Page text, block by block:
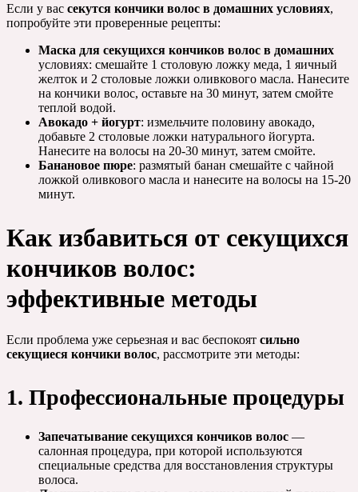
Если у вас секутся кончики волос в домашних условиях,
попробуйте эти проверенные рецепты:
Маска для секущихся кончиков волос в домашних
условиях: смешайте 1 столовую ложку меда, 1 яичный
желток и 2 столовые ложки оливкового масла. Нанесите
на кончики волос, оставьте на 30 минут, затем смойте
теплой водой.
Авокадо + йогурт: измельчите половину авокадо,
добавьте 2 столовые ложки натурального йогурта.
Нанесите на волосы на 20-30 минут, затем смойте.
Банановое пюре: размятый банан смешайте с чайной
ложкой оливкового масла и нанесите на волосы на 15-20
минут.
Как избавиться от секущихся
кончиков волос:
эффективные методы
Если проблема уже серьезная и вас беспокоят сильно
секущиеся кончики волос, рассмотрите эти методы:
1. Профессиональные процедуры
Запечатывание секущихся кончиков волос —
салонная процедура, при которой используются
специальные средства для восстановления структуры
волоса.